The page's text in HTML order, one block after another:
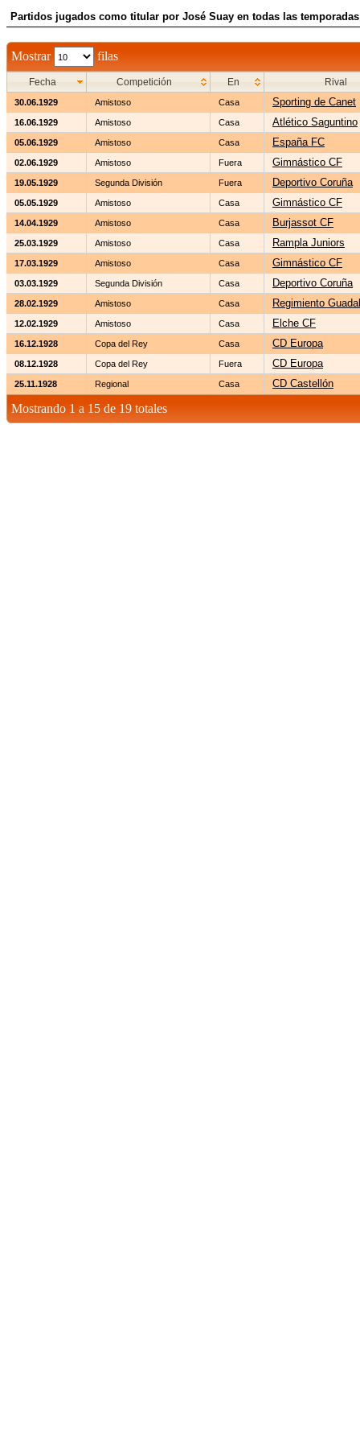
Partidos jugados como titular por José Suay en todas las temporadas
Mostrar filas
Fecha Competición En Rival
30.06.1929 Amistoso Casa Sporting de Canet
16.06.1929 Amistoso Casa Atlético Saguntino
05.06.1929 Amistoso Casa España FC
02.06.1929 Amistoso Fuera Gimnástico CF
19.05.1929 Segunda División Fuera Deportivo Coruña
05.05.1929 Amistoso Casa Gimnástico CF
14.04.1929 Amistoso Casa Burjassot CF
25.03.1929 Amistoso Casa Rampla Juniors
17.03.1929 Amistoso Casa Gimnástico CF
03.03.1929 Segunda División Casa Deportivo Coruña
28.02.1929 Amistoso Casa Regimiento
12.02.1929 Amistoso Casa Elche CF
16.12.1928 Copa del Rey Casa CD Europa
08.12.1928 Copa del Rey Fuera CD Europa
25.11.1928 Regional Casa CD Castellón
Mostrando 1 a 15 de 19 totales